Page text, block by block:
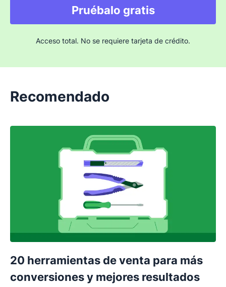
Pruébalo gratis
Acceso total. No se requiere tarjeta de crédito.
Recomendado
20 herramientas de venta para más
conversiones y mejores resultados